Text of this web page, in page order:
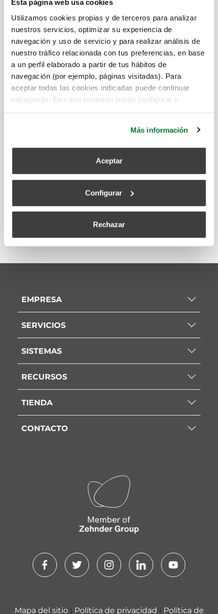
Esta página web usa cookies
Utilizamos cookies propias y de terceros para analizar
nuestros servicios, optimizar su experiencia de
navegación y uso de servicio y para realizar análisis de
nuestro tráfico relacionada con tus preferencias, en base
a un perfil elaborado a partir de tus hábitos de
navegación (por ejemplo, páginas visitadas). Para
aceptar todas las cookies indicadas puede continuar
navegando. En caso contrario puede configurar o
Más información
Aceptar
Configurar
Rechazar
Certificación Passiv Haus
Manual de Instalación
EMPRESA
SERVICIOS
SISTEMAS
RECURSOS
TIENDA
CONTACTO
Mapa del sitio Política de privacidad Política de